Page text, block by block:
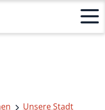
Unsere Stadt